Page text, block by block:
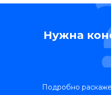
Нужна
Подробно